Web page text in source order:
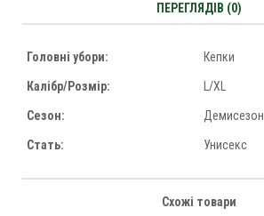
ПЕРЕГЛЯДІВ (0)
Головні убори: Кепки
Калібр/Розмір: L/XL
Сезон: Демисезон
Стать: Унисекс
Схожі товари